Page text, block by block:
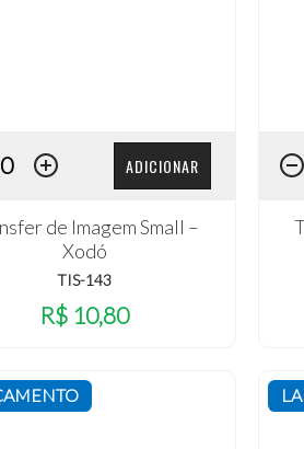
ADICIONAR
de Imagem Small –
Xodó
TIS-143
R$ 10,80